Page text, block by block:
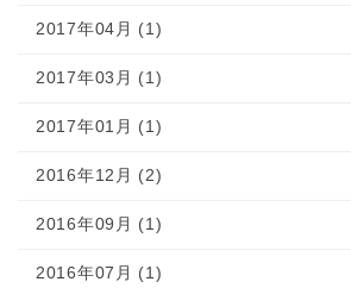
2017年04月 (1)
2017年03月 (1)
2017年01月 (1)
2016年12月 (2)
2016年09月 (1)
2016年07月 (1)